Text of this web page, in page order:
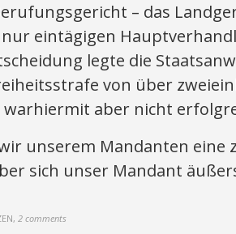
– das
eintägigen
legte die
von über
warhiermit aber nicht
unserem Mandanten eine
sich unser Mandant
, 2 comments